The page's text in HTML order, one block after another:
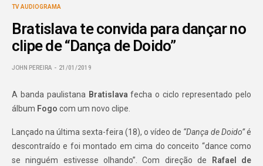
TV AUDIOGRAMA
Bratislava te convida para dançar no
clipe de “Dança de Doido”
JOHN PEREIRA 21/01/2019
A banda paulistana Bratislavafecha o ciclo representado pelo
álbum Fogo com um novo clipe.
Lançado na última sexta-feira (18), o vídeo de “Dança de Doido”é
descontraído e foi montado em cima do conceito “dance como
se ninguém estivesse olhando”. Com direção de
Rafael de